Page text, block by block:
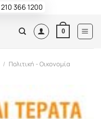
210 366 1200
0
/ Πολιτική - Οικονομία